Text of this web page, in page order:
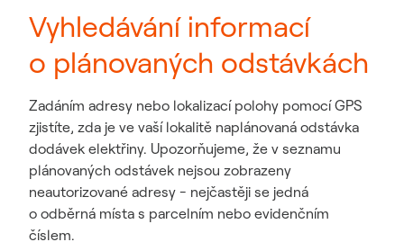
Vyhledávání informací
o plánovaných odstávkách
Zadáním adresy nebo lokalizací polohy pomocí GPS
zjistíte, zda je ve vaší lokalitě naplánovaná odstávka
dodávek elektřiny. Upozorňujeme, že v seznamu
plánovaných odstávek nejsou zobrazeny
neautorizované adresy - nejčastěji se jedná
o odběrná místa s parcelním nebo evidenčním
číslem.